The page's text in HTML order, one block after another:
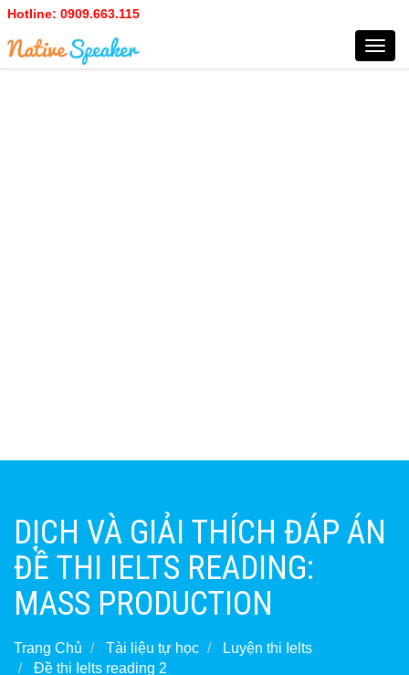
Hotline: 0909.663.115
DỊCH VÀ GIẢI THÍCH ĐÁP ÁN
ĐỀ THI IELTS READING:
MASS PRODUCTION
Trang Chủ Tài liệu tự học
Luyện thi Ielts
Đề thi Ielts reading 2